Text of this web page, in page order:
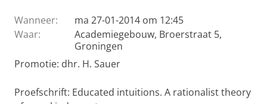
Wanneer:
ma 27-01-2014 om 12:45
Waar:
Academiegebouw, Broerstraat 5,
Groningen
Promotie: dhr. H. Sauer
Proefschrift: Educated intuitions. A rationalist theory